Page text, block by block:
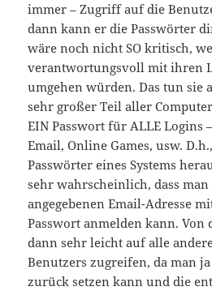
immer – Zugriff auf die
dann kann er die Passwörter
wäre noch nicht SO kritisch,
verantwortungsvoll mit ihren
umgehen würden. Das tun sie
sehr großer Teil aller
EIN Passwort für ALLE Logins
Email, Online Games, usw.
Passwörter eines Systems
sehr wahrscheinlich, dass
angegebenen Email-Adresse
Passwort anmelden kann. Von
dann sehr leicht auf alle
Benutzers zugreifen, da man
zurück setzen kann und die